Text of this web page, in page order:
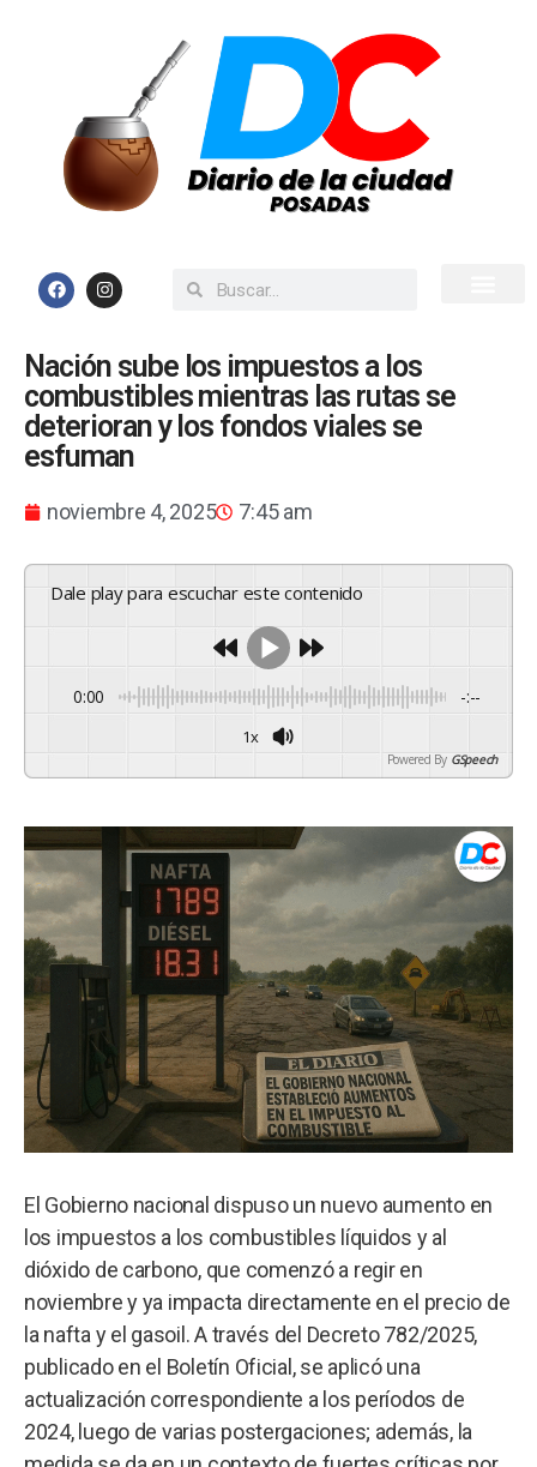
Nación sube los impuestos a los
combustibles mientras las rutas se
deterioran y los fondos viales se
esfuman
noviembre 4, 2025 7:45 am
Dale play para escuchar este contenido
0:00 -:--
1x
Powered By GSpeech
El Gobierno nacional dispuso un nuevo aumento en
los impuestos a los combustibles líquidos y al
dióxido de carbono, que comenzó a regir en
noviembre y ya impacta directamente en el precio de
la nafta y el gasoil. A través del Decreto 782/2025,
publicado en el Boletín Oficial, se aplicó una
actualización correspondiente a los períodos de
2024, luego de varias postergaciones; además, la